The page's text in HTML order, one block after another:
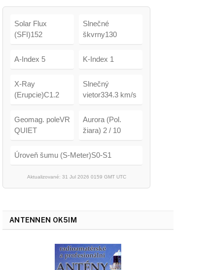
Solar Flux
(SFI)152
Slnečné
škvrny130
A-Index 5 K-Index 1
X-Ray
(Erupcie)C1.2
Slnečný
vietor334.3 km/s
Geomag. poleVR
QUIET
Aurora (Pol.
žiara) 2 / 10
Úroveň šumu (S-Meter)S0-S1
Aktualizované: 31 Jul 2026 0159 GMT UTC
ANTENNEN OK5IM